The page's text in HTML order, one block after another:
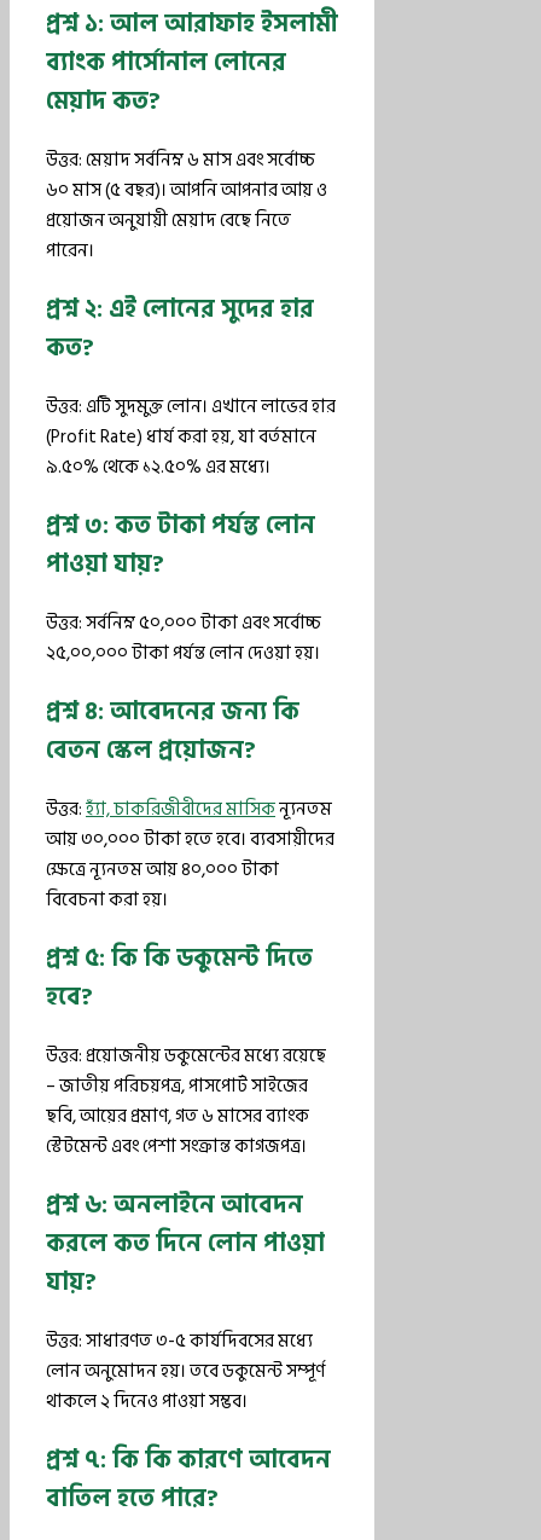
প্রশ্ন ১: আল আরাফাহ ইসলামী
ব্যাংক পার্সোনাল লোনের
মেয়াদ কত?
উত্তর: মেয়াদ সর্বনিম্ন ৬ মাস এবং সর্বোচ্চ
৬০ মাস (৫ বছর)। আপনি আপনার আয় ও
প্রয়োজন অনুযায়ী মেয়াদ বেছে নিতে
পারেন।
প্রশ্ন ২: এই লোনের সুদের হার
কত?
উত্তর: এটি সুদমুক্ত লোন। এখানে লাভের হার
(Profit Rate) ধার্য করা হয়, যা বর্তমানে
৯.৫০% থেকে ১২.৫০% এর মধ্যে।
প্রশ্ন ৩: কত টাকা পর্যন্ত লোন
পাওয়া যায়?
উত্তর: সর্বনিম্ন ৫০,০০০ টাকা এবং সর্বোচ্চ
২৫,০০,০০০ টাকা পর্যন্ত লোন দেওয়া হয়।
প্রশ্ন ৪: আবেদনের জন্য কি
বেতন স্কেল প্রয়োজন?
উত্তর:হ্যাঁ, চাকরিজীবীদের মাসিকন্যূনতম
আয় ৩০,০০০ টাকা হতে হবে। ব্যবসায়ীদের
ক্ষেত্রে ন্যূনতম আয় ৪০,০০০ টাকা
বিবেচনা করা হয়।
প্রশ্ন ৫: কি কি ডকুমেন্ট দিতে
হবে?
উত্তর: প্রয়োজনীয় ডকুমেন্টের মধ্যে রয়েছে
– জাতীয় পরিচয়পত্র, পাসপোর্ট সাইজের
ছবি, আয়ের প্রমাণ, গত ৬ মাসের ব্যাংক
স্টেটমেন্ট এবং পেশা সংক্রান্ত কাগজপত্র।
প্রশ্ন ৬: অনলাইনে আবেদন
করলে কত দিনে লোন পাওয়া
যায়?
উত্তর: সাধারণত ৩-৫ কার্যদিবসের মধ্যে
লোন অনুমোদন হয়। তবে ডকুমেন্ট সম্পূর্ণ
থাকলে ২ দিনেও পাওয়া সম্ভব।
প্রশ্ন ৭: কি কি কারণে আবেদন
বাতিল হতে পারে?